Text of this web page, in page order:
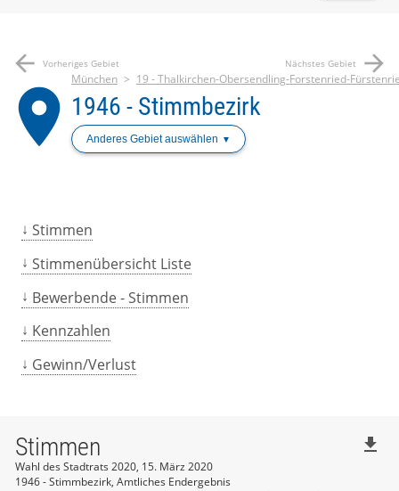
arrow_back Vorheriges Gebiet Nächstes Gebiet arrow_forward
place
München 19 - Thalkirchen-Obersendling-Forstenried-
1946 - Stimmbezirk
Anderes Gebiet auswählen
Stimmen
Stimmenübersicht Liste
Bewerbende - Stimmen
Kennzahlen
Gewinn/Verlust
Stimmen
Wahl des Stadtrats 2020, 15. März 2020
1946 - Stimmbezirk, Amtliches Endergebnis
file_download